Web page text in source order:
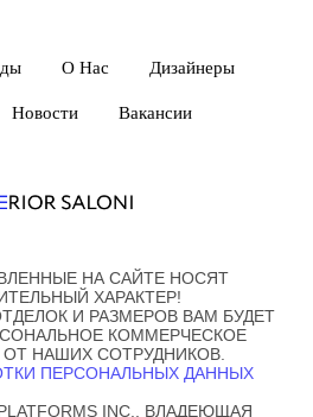
О Нас Дизайнеры
Новости Вакансии
НА САЙТЕ НОСЯТ
ХАРАКТЕР!
И РАЗМЕРОВ ВАМ БУДЕТ
КОММЕРЧЕСКОЕ
НАШИХ СОТРУДНИКОВ.
ПЕРСОНАЛЬНЫХ ДАННЫХ
INC., ВЛАДЕЮЩАЯ